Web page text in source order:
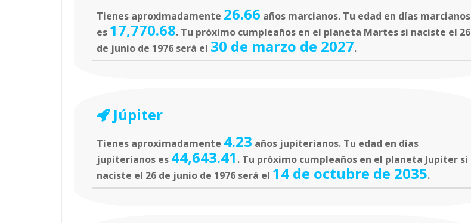
Tienes aproximadamente 26.66 años marcianos. Tu edad en días marcianos
es 17,770.68. Tu próximo cumpleaños en el planeta Martes si naciste el 26
de junio de 1976 será el 30 de marzo de 2027.
Júpiter
Tienes aproximadamente 4.23 años jupiterianos. Tu edad en días
jupiterianos es 44,643.41 . Tu próximo cumpleaños en el planeta Jupiter si
naciste el 26 de junio de 1976 será el 14 de octubre de 2035.